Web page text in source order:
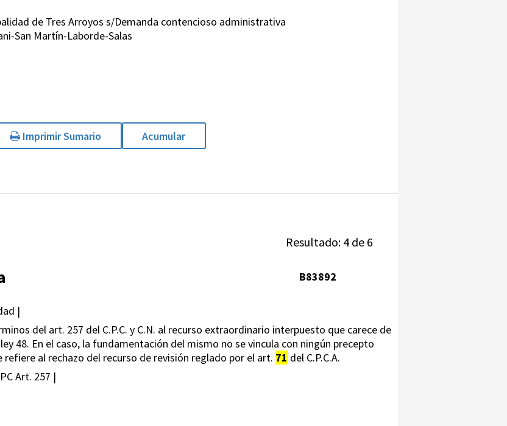
de Tres Arroyos s/Demanda contencioso administrativa
San Martín-Laborde-Salas
Imprimir Sumario Acumular
Resultado: 4 de 6
B83892
|
del art. 257 del C.P.C. y C.N. al recurso extraordinario interpuesto que carece de
48. En el caso, la fundamentación del mismo no se vincula con ningún precepto
al rechazo del recurso de revisión reglado por el art. 71 del C.P.C.A.
Art. 257 |